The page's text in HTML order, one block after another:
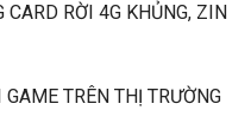
RỜI 4G KHỦNG, ZIN
TRÊN THỊ TRƯỜNG